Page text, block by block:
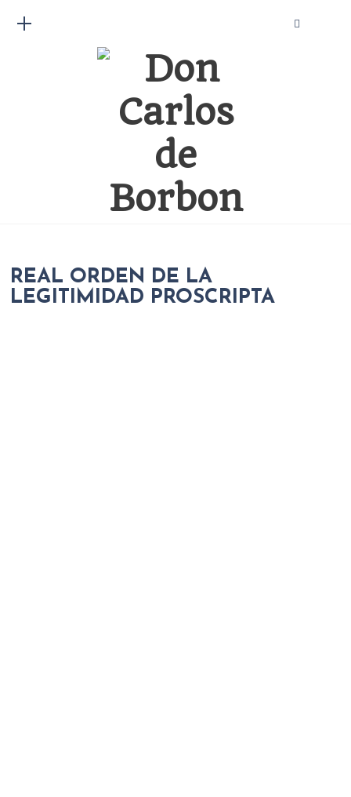
REAL ORDEN DE LA
LEGITIMIDAD PROSCRIPTA